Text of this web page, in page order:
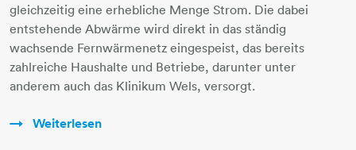
gleichzeitig eine erhebliche Menge Strom. Die dabei
entstehende Abwärme wird direkt in das ständig
wachsende Fernwärmenetz eingespeist, das bereits
zahlreiche Haushalte und Betriebe, darunter unter
anderem auch das Klinikum Wels, versorgt.
Weiterlesen